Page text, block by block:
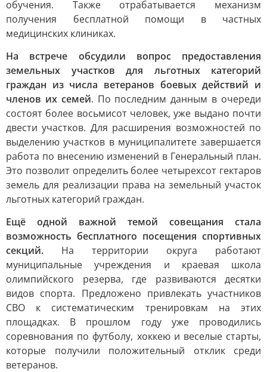
обучения. Также отрабатывается механизм
получения бесплатной помощи в частных
медицинских клиниках.
На встрече обсудили вопрос предоставления
земельных участков для льготных категорий
граждан из числа ветеранов боевых действий и
членов их семей. По последним данным в очереди
состоят более восьмисот человек, уже выдано почти
двести участков. Для расширения возможностей по
выделению участков в муниципалитете завершается
работа по внесению изменений в Генеральный план.
Это позволит определить более четырехсот гектаров
земель для реализации права на земельный участок
льготных категорий граждан.
Ещё одной важной темой совещания стала
возможность бесплатного посещения спортивных
секций. На территории округа работают
муниципальные учреждения и краевая школа
олимпийского резерва, где развиваются десятки
видов спорта. Предложено привлекать участников
СВО к систематическим тренировкам на этих
площадках. В прошлом году уже проводились
соревнования по футболу, хоккею и веселые старты,
которые получили положительный отклик среди
ветеранов.